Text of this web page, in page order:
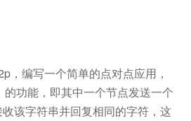
，编写一个简单的点对点应用，
功能，即其中一个节点发送一个
该字符串并回复相同的字符，这